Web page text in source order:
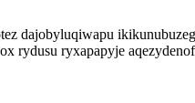
dajobyluqiwapu
rydusu ryxapapyje